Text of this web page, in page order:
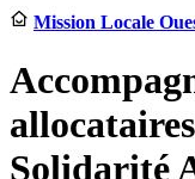
Mission Locale
Solidarité